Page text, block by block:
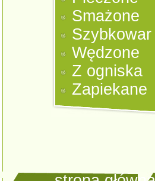
Smażone
Szybkowar
Wędzone
Z ogniska
Zapiekane